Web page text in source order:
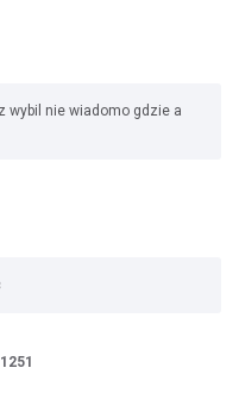
wybil nie wiadomo gdzie a
1251